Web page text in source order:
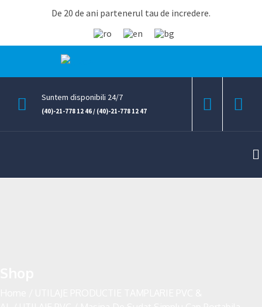
De 20 de ani partenerul tau de incredere.
Suntem disponibili 24/7
(40)-21-778 12 46 / (40)-21-778 12 47